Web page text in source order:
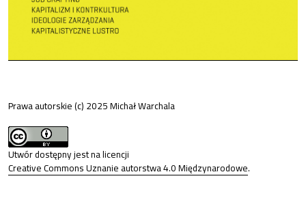
Prawa autorskie (c) 2025 Michał Warchala
Utwór dostępny jest na licencji
Creative Commons Uznanie autorstwa 4.0 Międzynarodowe.